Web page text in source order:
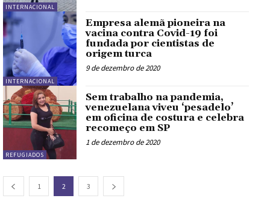
INTERNACIONAL
INTERNACIONAL
Empresa alemã pioneira na
vacina contra Covid-19 foi
fundada por cientistas de
origem turca
9 de dezembro de 2020
REFUGIADOS
Sem trabalho na pandemia,
venezuelana viveu ‘pesadelo’
em oficina de costura e celebra
recomeço em SP
1 de dezembro de 2020
1 2 3